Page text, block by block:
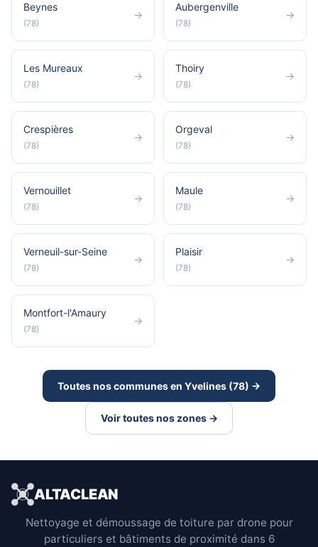
Beynes
(78)
→
Aubergenville
(78)
→
Les Mureaux
(78)
→
Thoiry
(78)
→
Crespières
(78)
→
Orgeval
(78)
→
Vernouillet
(78)
→
Maule
(78)
→
Verneuil-sur-Seine
(78)
→
Plaisir
(78)
→
Montfort-l'Amaury
(78)
→
Toutes nos communes en Yvelines (78) →
Voir toutes nos zones →
ALTACLEAN
Nettoyage et démoussage de toiture par drone pour
particuliers et bâtiments de proximité dans 6